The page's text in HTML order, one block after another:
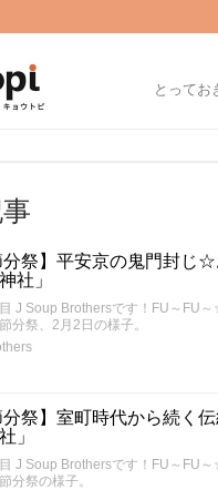
とってお
分祭】平安京の鬼門封じ
社」
J Soup Brothersです！FU～FU
分祭、2月2日の様子。
分祭】室町時代から続く
」
J Soup Brothersです！FU～FU
分祭の様子。